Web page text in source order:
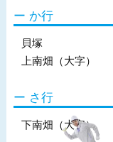
か行
貝塚
上南畑（大字）
さ行
下南畑（大字）